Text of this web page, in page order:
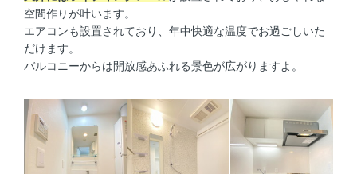
空間作りが叶います。
エアコンも設置されており、年中快適な温度でお過ごしいた
だけます。
バルコニーからは開放感あふれる景色が広がりますよ。